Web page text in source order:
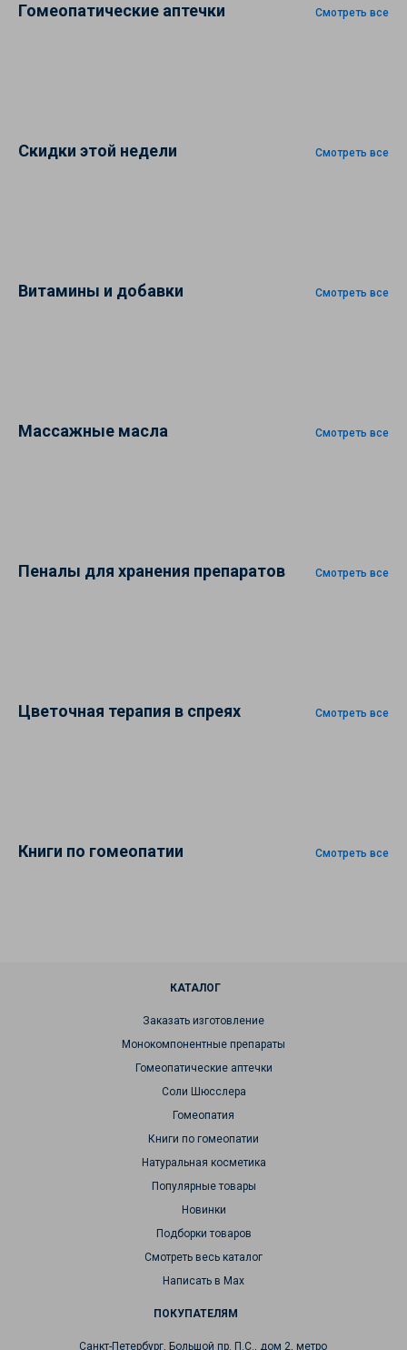
Гомеопатические аптечки Смотреть все
Скидки этой недели Смотреть все
Витамины и добавки Смотреть все
Массажные масла Смотреть все
Пеналы для хранения препаратов Смотреть все
Цветочная терапия в спреях Смотреть все
Книги по гомеопатии Смотреть все
ПОКУПАТЕЛЯМ
КАТАЛОГ
Заказать изготовление
Монокомпонентные препараты
Гомеопатические аптечки
Соли Шюсслера
Гомеопатия
Книги по гомеопатии
Натуральная косметика
Популярные товары
Новинки
Подборки товаров
Смотреть весь каталог
Написать в Max
Санкт-Петербург, Большой пр. П.С., дом 2, метро